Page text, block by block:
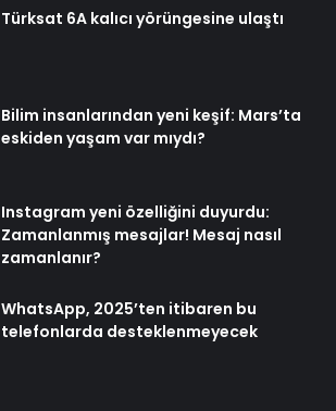
Türksat 6A kalıcı yörüngesine ulaştı
Bilim insanlarından yeni keşif: Mars’ta
eskiden yaşam var mıydı?
Instagram yeni özelliğini duyurdu:
Zamanlanmış mesajlar! Mesaj nasıl
zamanlanır?
WhatsApp, 2025’ten itibaren bu
telefonlarda desteklenmeyecek